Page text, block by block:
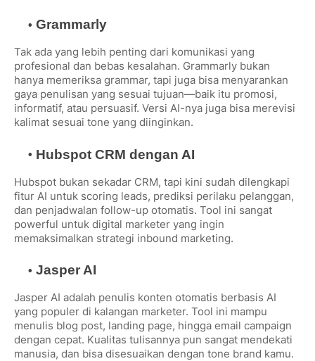
Grammarly
Tak ada yang lebih penting dari komunikasi yang
profesional dan bebas kesalahan. Grammarly bukan
hanya memeriksa grammar, tapi juga bisa menyarankan
gaya penulisan yang sesuai tujuan—baik itu promosi,
informatif, atau persuasif. Versi AI-nya juga bisa merevisi
kalimat sesuai tone yang diinginkan.
Hubspot CRM dengan AI
Hubspot bukan sekadar CRM, tapi kini sudah dilengkapi
fitur AI untuk scoring leads, prediksi perilaku pelanggan,
dan penjadwalan follow-up otomatis. Tool ini sangat
powerful untuk digital marketer yang ingin
memaksimalkan strategi inbound marketing.
Jasper AI
Jasper AI adalah penulis konten otomatis berbasis AI
yang populer di kalangan marketer. Tool ini mampu
menulis blog post, landing page, hingga email campaign
dengan cepat. Kualitas tulisannya pun sangat mendekati
manusia, dan bisa disesuaikan dengan tone brand kamu.